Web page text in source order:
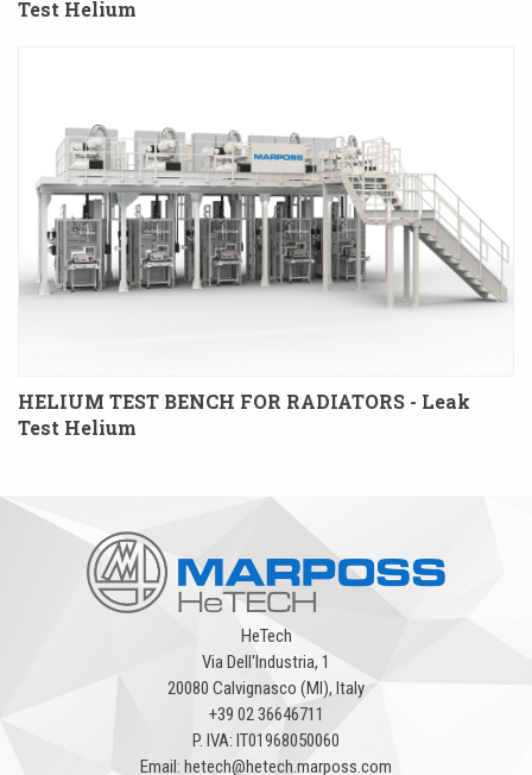
Test Helium
HELIUM TEST BENCH FOR RADIATORS - Leak
Test Helium
HeTech
Via Dell'Industria, 1
20080 Calvignasco (MI), Italy
+39 02 36646711
P. IVA: IT01968050060
Email: hetech@hetech.marposs.com